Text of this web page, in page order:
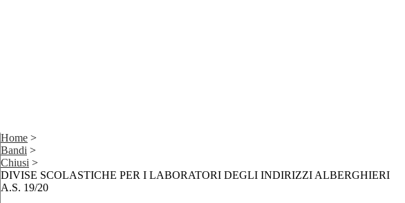
Home >
Bandi >
Chiusi >
DIVISE SCOLASTICHE PER I LABORATORI DEGLI INDIRIZZI ALBERGHIERI
A.S. 19/20